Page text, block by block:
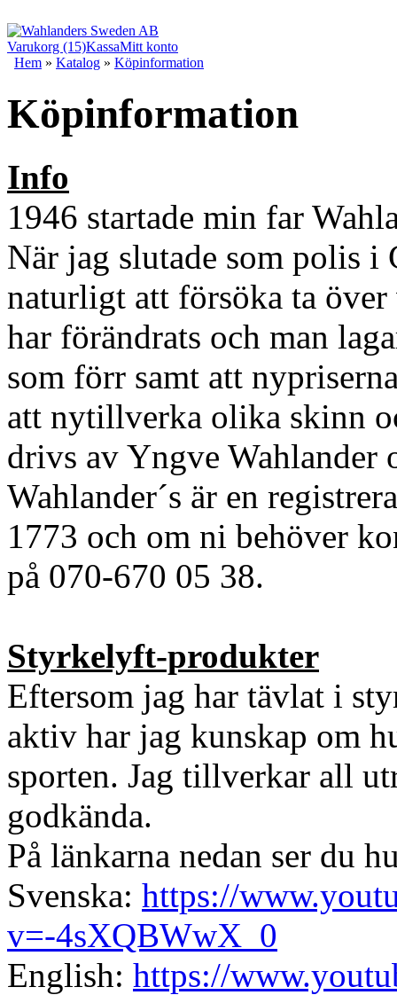
Varukorg (15)KassaMitt konto
Hem » Katalog » Köpinformation
Köpinformation
Info
1946 startade min far
När jag slutade som polis i
naturligt att försöka ta
har förändrats och man
som förr samt att
att nytillverka olika skinn
drivs av Yngve Wahlander
Wahlander´s är en
1773 och om ni behöver
på 070-670 05 38.
Styrkelyft-produkter
Eftersom jag har tävlat i
aktiv har jag kunskap om
sporten. Jag tillverkar all
godkända.
På länkarna nedan ser du
Svenska: https://
v=-4sXQBWwX_0
English: https://